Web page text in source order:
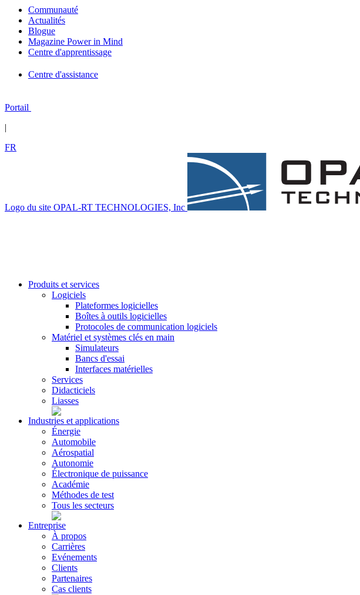
Communauté
Actualités
Blogue
Magazine Power in Mind
Centre d'apprentissage
Centre d'assistance
Portail
|
FR
Logo du site OPAL-RT TECHNOLOGIES, Inc
Produits et services
Logiciels
Plateformes logicielles
Boîtes à outils logicielles
Protocoles de communication logiciels
Matériel et systèmes clés en main
Simulateurs
Bancs d'essai
Interfaces matérielles
Services
Didacticiels
Liasses
Industries et applications
Énergie
Automobile
Aérospatial
Autonomie
Électronique de puissance
Académie
Méthodes de test
Tous les secteurs
Entreprise
À propos
Carrières
Evénements
Clients
Partenaires
Cas clients